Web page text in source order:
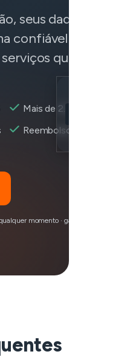
seus dados e
confiável de
que não
Mais de 2.600+
Reembolso em 30 dias
momento · garantia de